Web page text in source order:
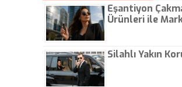
Eşantiyon
Ürünleri ile
Silahlı Yakın